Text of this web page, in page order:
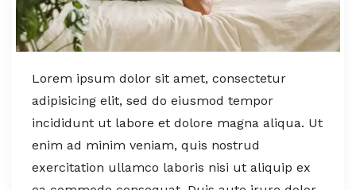
Lorem ipsum dolor sit amet, consectetur
adipisicing elit, sed do eiusmod tempor
incididunt ut labore et dolore magna aliqua. Ut
enim ad minim veniam, quis nostrud
exercitation ullamco laboris nisi ut aliquip ex